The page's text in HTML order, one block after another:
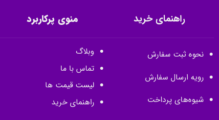
راهنمای خرید
نحوه ثبت سفارش
رویه ارسال سفارش
شیوه‌های پرداخت
منوی پرکاربرد
وبلاگ
تماس با ما
لیست قیمت ها
راهنمای خرید